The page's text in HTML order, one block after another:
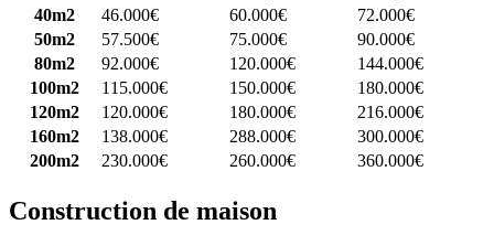
40m2
46.000€ 60.000€
72.000€
50m2
57.500€ 75.000€
90.000€
80m2
92.000€ 120.000€
144.000€
100m2
115.000€ 150.000€
180.000€
120m2
120.000€ 180.000€
216.000€
160m2
138.000€ 288.000€
300.000€
200m2
230.000€ 260.000€ 360.000€
Construction de maison